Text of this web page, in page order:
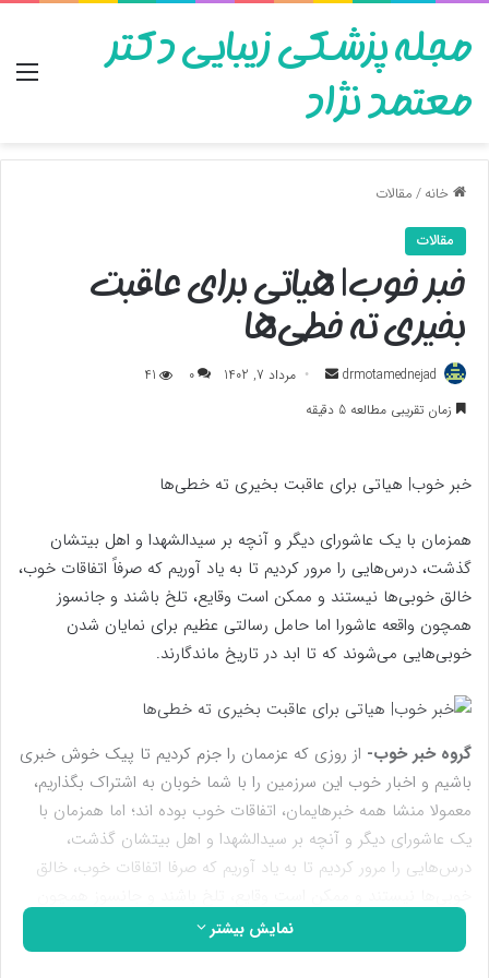
مجله پزشکی زیبایی دکتر
معتمد نژاد
خانه/مقالات
مقالات
خبر خوب| هیاتی برای عاقبت
بخیری ته خطی‌ها
drmotamednejad
ارسال
به
مرداد 7, 1402 0
41
زمان تقریبی مطالعه 5 دقیقه
خبر خوب| هیاتی برای عاقبت بخیری ته خطی‌ها
همزمان با یک عاشورای دیگر و آنچه بر سیدالشهدا و اهل بیتشان
گذشت، درس‌هایی را مرور کردیم تا به یاد آوریم که صرفاً اتفاقات خوب،
خالق خوبی‌ها نیستند و ممکن است وقایع، تلخ باشند و جانسوز
همچون واقعه عاشورا اما حامل رسالتی عظیم برای نمایان شدن
خوبی‌هایی می‌شوند که تا ابد در تاریخ ماندگارند.
گروه خبر خوب- از روزی که عزممان را جزم کردیم تا پیک خوش خبری
باشیم و اخبار خوب این سرزمین را با شما خوبان به اشتراک بگذاریم،
معمولا منشا همه خبرهایمان، اتفاقات خوب بوده اند؛ اما همزمان با
یک عاشورای دیگر و آنچه بر سیدالشهدا و اهل بیتشان گذشت،
درس‌هایی را مرور کردیم تا به یاد آوریم که صرفا اتفاقات خوب، خالق
واقعه عاشورا اما حامل رسالتی عظیم برای نمایان شدن خوبی‌هایی
هستند که تا ابد در تاریخ ماندگارند.
نمایش بیشتر